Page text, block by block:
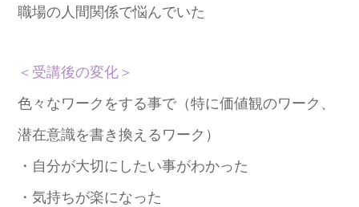
職場の人間関係で悩んでいた
＜受講後の変化＞
色々なワークをする事で（特に価値観のワーク、
潜在意識を書き換えるワーク）
・自分が大切にしたい事がわかった
・気持ちが楽になった